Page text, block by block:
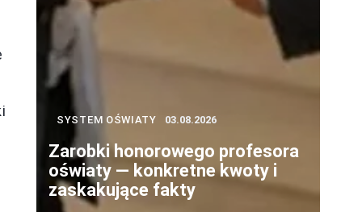
SYSTEM OŚWIATY 03.08.2026
Zarobki honorowego profesora
oświaty — konkretne kwoty i
zaskakujące fakty